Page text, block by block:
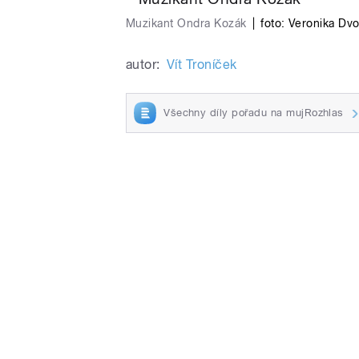
Muzikant Ondra Kozák foto: Veronika
autor: Vít Troníček
Všechny díly pořadu na mujRozhlas